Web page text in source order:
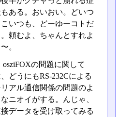
ある。おいおい。どいつ
こいつも、どーゆーコトだ
。頼むよ、ちゃんとすれよ
。
osziFOXの問題に関して
どうにもRS-232Cによる
リアル通信関係の問題のよ
なニオイがする。んじゃ、
データを受け取ってみる